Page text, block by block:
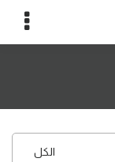
الكل